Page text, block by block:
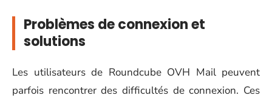
Problèmes de connexion et
solutions
Les utilisateurs de Roundcube OVH Mail peuvent
parfois rencontrer des difficultés de connexion. Ces